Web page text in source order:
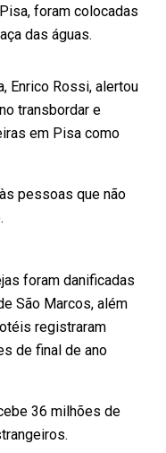
foram colocadas
das águas.
Enrico Rossi, alertou
transbordar e
em Pisa como
pessoas que não
foram danificadas
São Marcos, além
registraram
de final de ano
36 milhões de